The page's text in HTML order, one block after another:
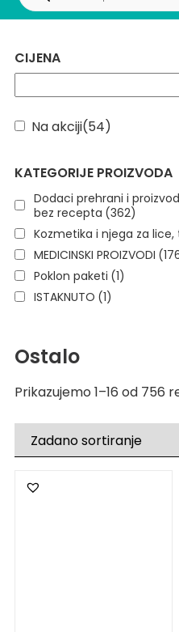
CIJENA
Na akciji(54)
KATEGORIJE PROIZVODA
Dodaci prehrani i
bez recepta (362)
Kozmetika i njega za lice,
MEDICINSKI PROIZVODI
Poklon paketi (1)
ISTAKNUTO (1)
Ostalo
Prikazujemo 1–16 od 756